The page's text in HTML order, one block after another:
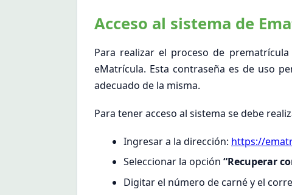
Acceso al sistema de
Para realizar el proceso de
eMatrícula. Esta contraseña es de uso
adecuado de la misma.
Para tener acceso al sistema se debe
Ingresar a la dirección: https://
Seleccionar la opción “Recuperar
Digitar el número de carné y el